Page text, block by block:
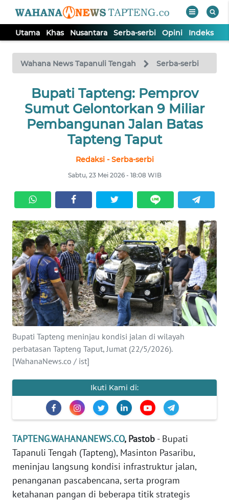
Utama Khas Nusantara Serba-serbi Opini Indeks
Wahana News Tapanuli Tengah Serba-serbi
Bupati Tapteng: Pemprov
Sumut Gelontorkan 9 Miliar
Pembangunan Jalan Batas
Tapteng Taput
Redaksi - Serba-serbi
Sabtu, 23 Mei 2026 - 18:08 WIB
Bupati Tapteng meninjau kondisi jalan di wilayah
perbatasan Tapteng Taput, Jumat (22/5/2026).
[WahanaNews.co / ist]
Ikuti Kami di:
TAPTENG.WAHANANEWS.CO, Pastob - Bupati
Tapanuli Tengah (Tapteng), Masinton Pasaribu,
meninjau langsung kondisi infrastruktur jalan,
penanganan pascabencana, serta program
ketahanan pangan di beberapa titik strategis
TV
Tutup
UTAMA
KHAS
SERBI
OPINI
Informasi
INDEKS
BERITA
KONTAK
KAMI
INFO
IKLAN
TENTANG
PEDOMAN
SIBER
REDAKSI
KARIR